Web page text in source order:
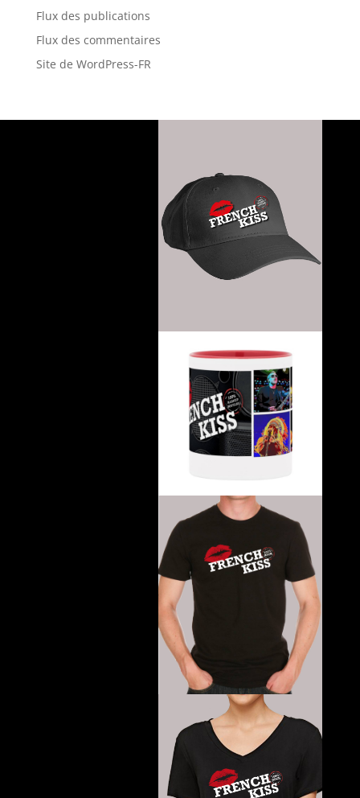
Flux des publications
Flux des commentaires
Site de WordPress-FR